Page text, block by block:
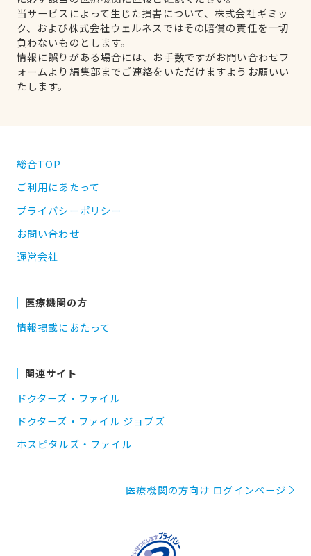
当サービスによって生じた損害について、株式会社ギミッ
ク、および株式会社ウェルネスではその賠償の責任を一切
負わないものとします。
情報に誤りがある場合には、お手数ですがお問い合わせフ
ォームより編集部までご連絡をいただけますようお願いい
たします。
総合TOP
ご利用にあたって
プライバシーポリシー
お問い合わせ
運営会社
医療機関の方
情報掲載にあたって
関連サイト
ドクターズ・ファイル
ドクターズ・ファイル ジョブズ
ホスピタルズ・ファイル
医療機関の方向け ログインページ